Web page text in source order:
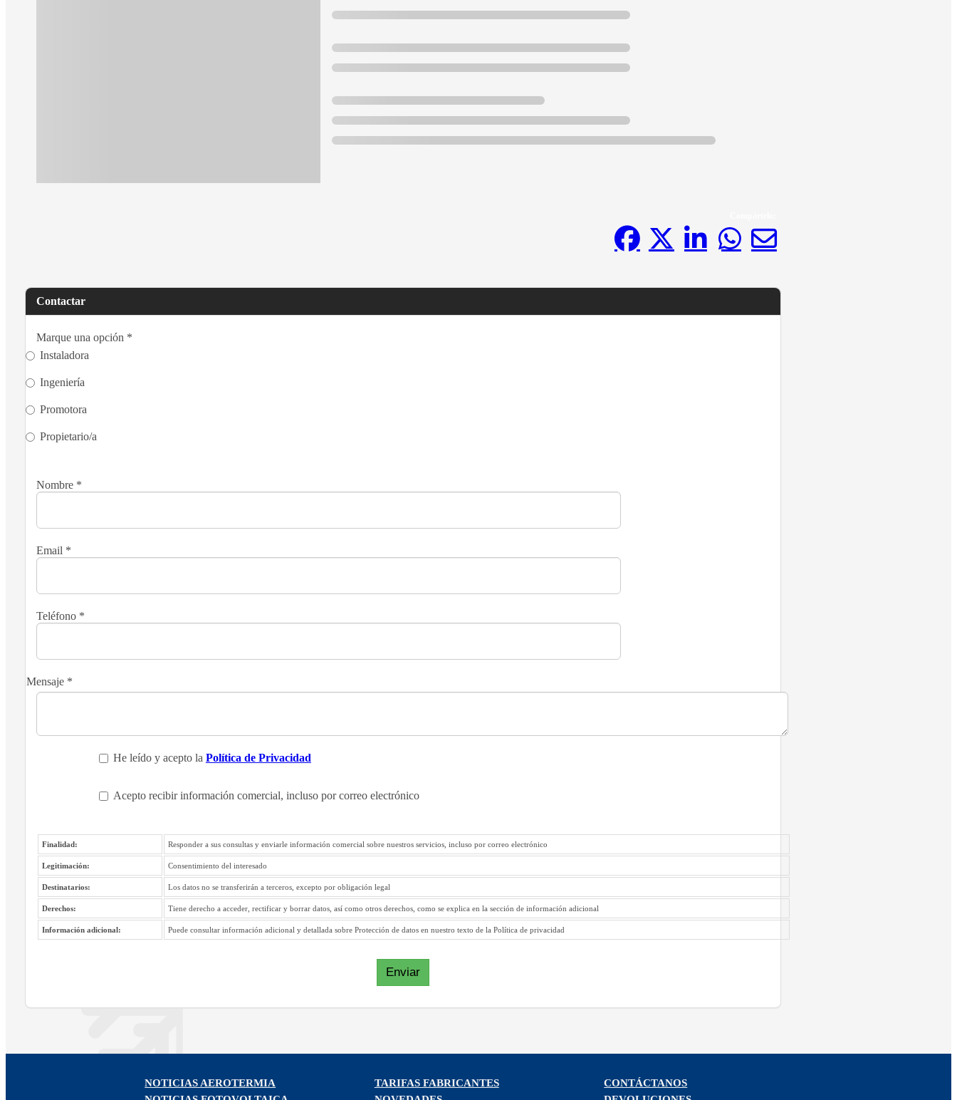
Contactar
Marque una opción *
Instaladora
Ingeniería
Promotora
Propietario/a
Nombre *
Email *
Teléfono *
Mensaje *
He leído y acepto la Política de Privacidad
Acepto recibir información comercial, incluso por correo electrónico
Finalidad: Responder a sus consultas y enviarle información comercial sobre nuestros servicios, incluso por correo electrónico
Legitimación: Consentimiento del interesado
Destinatarios: Los datos no se transferirán a terceros, excepto por obligación legal
Derechos: Tiene derecho a acceder, rectificar y borrar datos, así como otros derechos, como se explica en la sección de información adicional
Información adicional: Puede consultar información adicional y detallada sobre Protección de datos en nuestro texto de la Política de privacidad
Enviar
NOTICIAS AEROTERMIA
TARIFAS FABRICANTES
CONTÁCTANOS